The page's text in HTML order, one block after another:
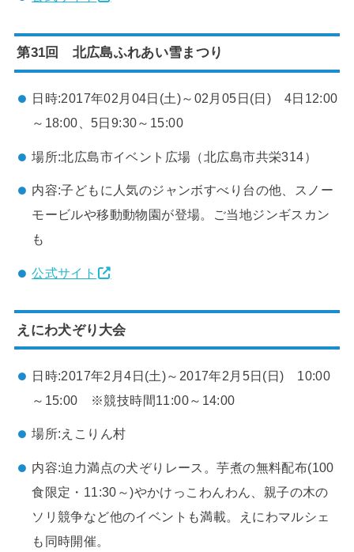
第31回 北広島ふれあい雪まつり
日時:2017年02月04日(土)～02月05日(日) 4日12:00
～18:00、5日9:30～15:00
場所:北広島市イベント広場（北広島市共栄314）
内容:子どもに人気のジャンボすべり台の他、スノー
モービルや移動動物園が登場。ご当地ジンギスカン
も
公式サイト
えにわ犬ぞり大会
日時:2017年2月4日(土)～2017年2月5日(日) 10:00
～15:00 ※競技時間11:00～14:00
場所:えこりん村
内容:迫力満点の犬ぞりレース。芋煮の無料配布(100
食限定・11:30～)やかけっこわんわん、親子の木の
ソリ競争など他のイベントも満載。えにわマルシェ
も同時開催。